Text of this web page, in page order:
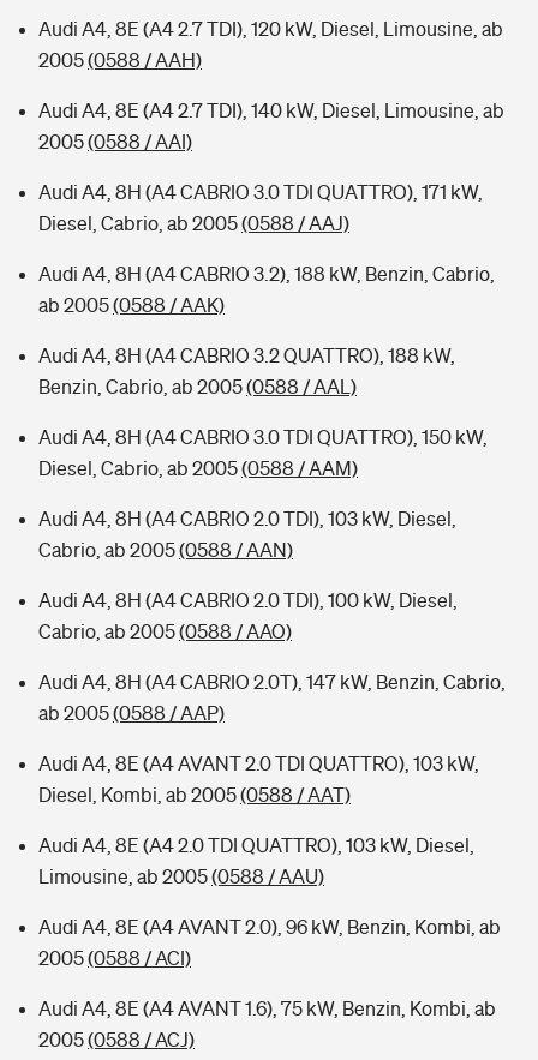
Audi A4, 8E (A4 2.7 TDI), 120 kW, Diesel, Limousine, ab
2005(0588 / AAH)
Audi A4, 8E (A4 2.7 TDI), 140 kW, Diesel, Limousine, ab
2005(0588 / AAI)
Audi A4, 8H (A4 CABRIO 3.0 TDI QUATTRO), 171 kW,
Diesel, Cabrio, ab 2005(0588 / AAJ)
Audi A4, 8H (A4 CABRIO 3.2), 188 kW, Benzin, Cabrio,
ab 2005(0588 / AAK)
Audi A4, 8H (A4 CABRIO 3.2 QUATTRO), 188 kW,
Benzin, Cabrio, ab 2005(0588 / AAL)
Audi A4, 8H (A4 CABRIO 3.0 TDI QUATTRO), 150 kW,
Diesel, Cabrio, ab 2005(0588 / AAM)
Audi A4, 8H (A4 CABRIO 2.0 TDI), 103 kW, Diesel,
Cabrio, ab 2005(0588 / AAN)
Audi A4, 8H (A4 CABRIO 2.0 TDI), 100 kW, Diesel,
Cabrio, ab 2005(0588 / AAO)
Audi A4, 8H (A4 CABRIO 2.0T), 147 kW, Benzin, Cabrio,
ab 2005(0588 / AAP)
Audi A4, 8E (A4 AVANT 2.0 TDI QUATTRO), 103 kW,
Diesel, Kombi, ab 2005(0588 / AAT)
Audi A4, 8E (A4 2.0 TDI QUATTRO), 103 kW, Diesel,
Limousine, ab 2005(0588 / AAU)
Audi A4, 8E (A4 AVANT 2.0), 96 kW, Benzin, Kombi, ab
2005(0588 / ACI)
Audi A4, 8E (A4 AVANT 1.6), 75 kW, Benzin, Kombi, ab
2005(0588 / ACJ)